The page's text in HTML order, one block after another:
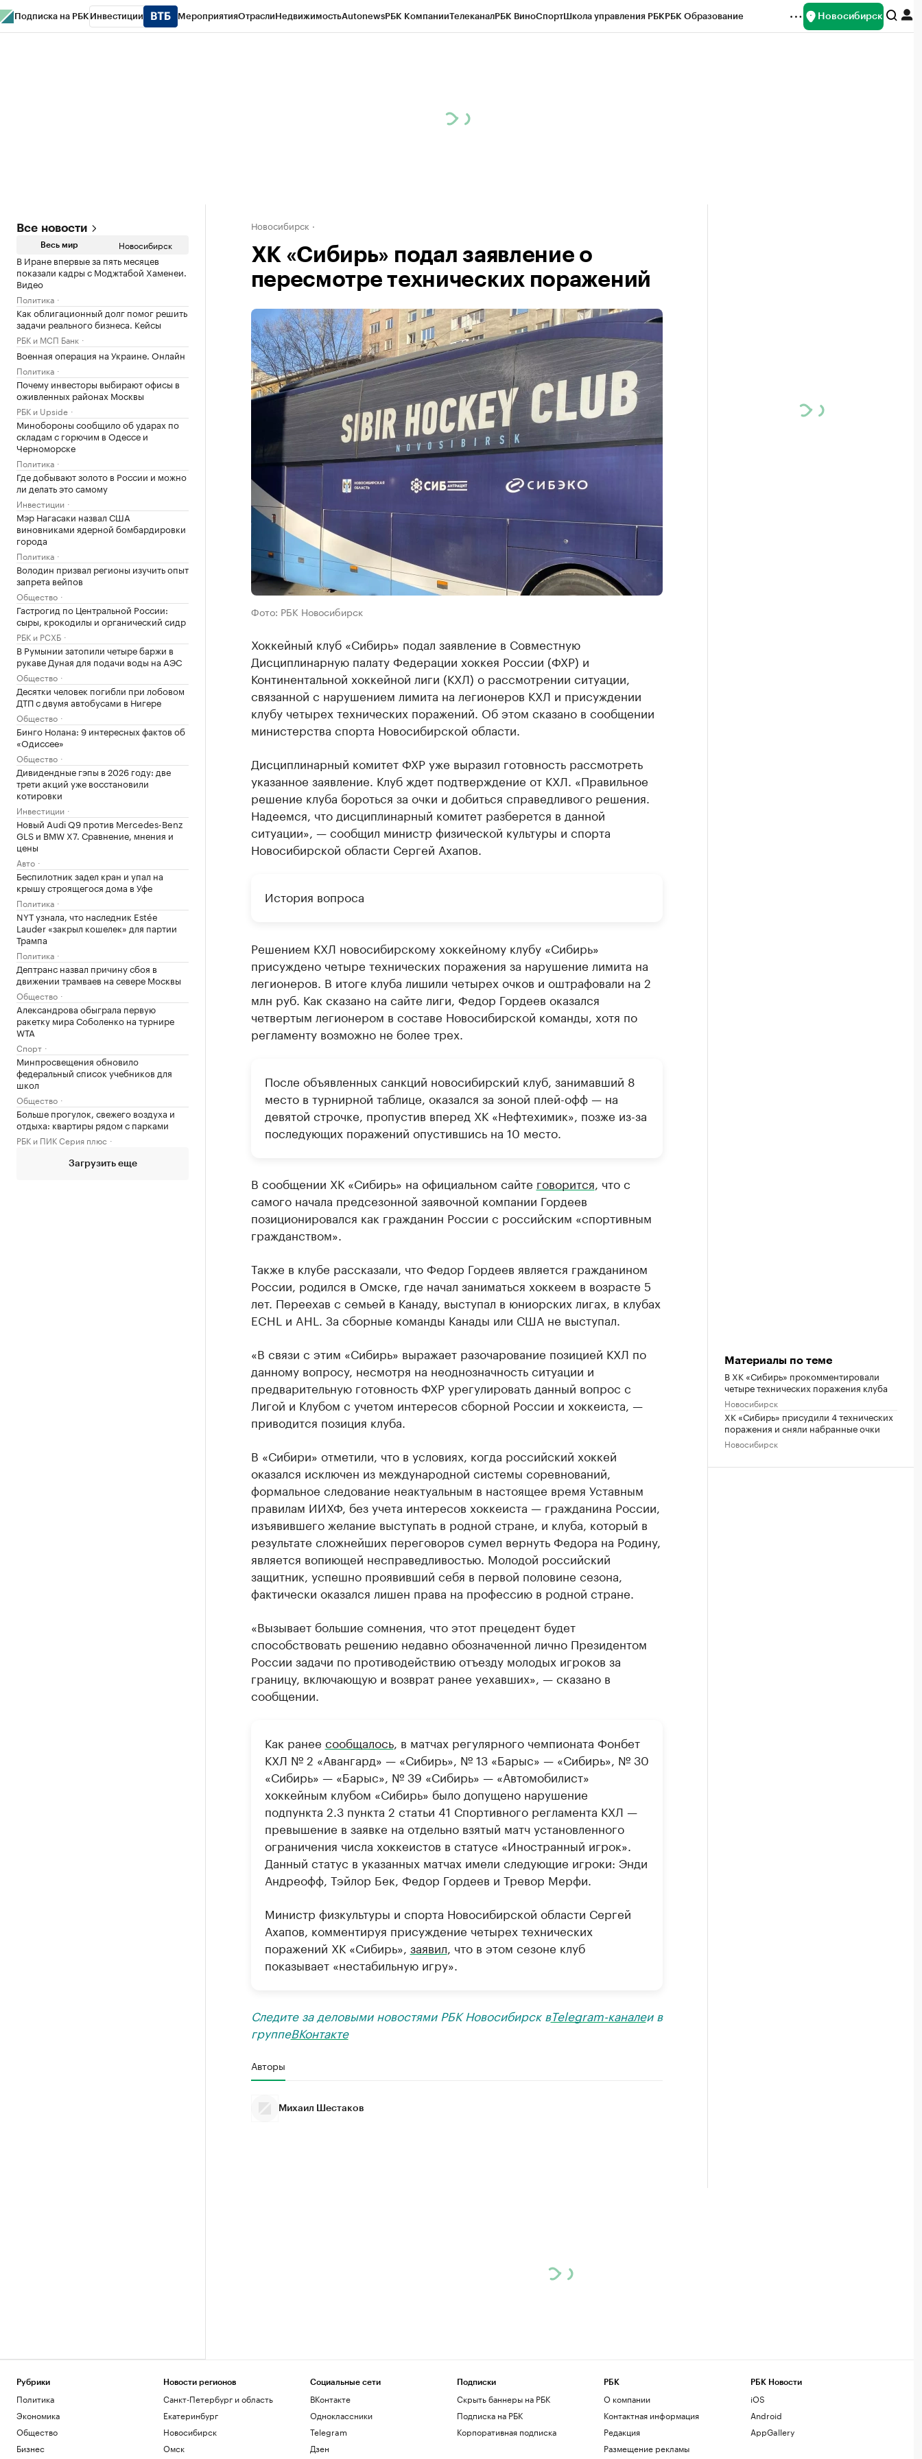
Подписка на РБК Инвестиции МероприятияОтраслиНедвижимостьAutonewsРБК КомпанииТелеканалРБК ВиноСпортШкола управления РБКРБК Образование Новосибирск
Все новости
Весь мир Новосибирск
В Иране впервые за пять месяцев
показали кадры с Моджтабой Хаменеи.
Видео
Политика
Как облигационный долг помог решить
задачи реального бизнеса. Кейсы
РБК и МСП Банк
Военная операция на Украине. Онлайн
Политика
Почему инвесторы выбирают офисы в
оживленных районах Москвы
РБК и Upside
Минобороны сообщило об ударах по
складам с горючим в Одессе и
Черноморске
Политика
Где добывают золото в России и можно
ли делать это самому
Инвестиции
Мэр Нагасаки назвал США
виновниками ядерной бомбардировки
города
Политика
Володин призвал регионы изучить опыт
запрета вейпов
Общество
Гастрогид по Центральной России:
сыры, крокодилы и органический сидр
РБК и РСХБ
В Румынии затопили четыре баржи в
рукаве Дуная для подачи воды на АЭС
Общество
Десятки человек погибли при лобовом
ДТП с двумя автобусами в Нигере
Общество
Бинго Нолана: 9 интересных фактов об
«Одиссее»
Общество
Дивидендные гэпы в 2026 году: две
трети акций уже восстановили
котировки
Инвестиции
Новый Audi Q9 против Mercedes-Benz
GLS и BMW X7. Сравнение, мнения и
цены
Авто
Беспилотник задел кран и упал на
крышу строящегося дома в Уфе
Политика
NYT узнала, что наследник Estée
Lauder «закрыл кошелек» для партии
Трампа
Политика
Дептранс назвал причину сбоя в
движении трамваев на севере Москвы
Общество
Александрова обыграла первую
ракетку мира Соболенко на турнире
WTA
Спорт
Минпросвещения обновило
федеральный список учебников для
школ
Общество
Больше прогулок, свежего воздуха и
отдыха: квартиры рядом с парками
РБК и ПИК Серия плюс
Загрузить еще
Новосибирск
ХК «Сибирь» подал заявление о
пересмотре технических поражений
Фото: РБК Новосибирск
Хоккейный клуб «Сибирь» подал заявление в Совместную
Дисциплинарную палату Федерации хоккея России (ФХР) и
Континентальной хоккейной лиги (КХЛ) о рассмотрении ситуации,
связанной с нарушением лимита на легионеров КХЛ и присуждении
клубу четырех технических поражений. Об этом сказано в сообщении
министерства спорта Новосибирской области.
Дисциплинарный комитет ФХР уже выразил готовность рассмотреть
указанное заявление. Клуб ждет подтверждение от КХЛ. «Правильное
решение клуба бороться за очки и добиться справедливого решения.
Надеемся, что дисциплинарный комитет разберется в данной
ситуации», — сообщил министр физической культуры и спорта
Новосибирской области Сергей Ахапов.
История вопроса
Решением КХЛ новосибирскому хоккейному клубу «Сибирь»
присуждено четыре технических поражения за нарушение лимита на
легионеров. В итоге клуба лишили четырех очков и оштрафовали на 2
млн руб. Как сказано на сайте лиги, Федор Гордеев оказался
четвертым легионером в составе Новосибирской команды, хотя по
регламенту возможно не более трех.
После объявленных санкций новосибирский клуб, занимавший 8
место в турнирной таблице, оказался за зоной плей-офф — на
девятой строчке, пропустив вперед ХК «Нефтехимик», позже из-за
последующих поражений опустившись на 10 место.
В сообщении ХК «Сибирь» на официальном сайте говорится , что с
самого начала предсезонной заявочной компании Гордеев
позиционировался как гражданин России с российским «спортивным
гражданством».
Также в клубе рассказали, что Федор Гордеев является гражданином
России, родился в Омске, где начал заниматься хоккеем в возрасте 5
лет. Переехав с семьей в Канаду, выступал в юниорских лигах, в клубах
ECHL и AHL. За сборные команды Канады или США не выступал.
«В связи с этим «Сибирь» выражает разочарование позицией КХЛ по
данному вопросу, несмотря на неоднозначность ситуации и
предварительную готовность ФХР урегулировать данный вопрос с
Лигой и Клубом с учетом интересов сборной России и хоккеиста, —
приводится позиция клуба.
В «Сибири» отметили, что в условиях, когда российский хоккей
оказался исключен из международной системы соревнований,
формальное следование неактуальным в настоящее время Уставным
правилам ИИХФ, без учета интересов хоккеиста — гражданина России,
изъявившего желание выступать в родной стране, и клуба, который в
результате сложнейших переговоров сумел вернуть Федора на Родину,
является вопиющей несправедливостью. Молодой российский
защитник, успешно проявивший себя в первой половине сезона,
фактически оказался лишен права на профессию в родной стране.
«Вызывает большие сомнения, что этот прецедент будет
способствовать решению недавно обозначенной лично Президентом
России задачи по противодействию отъезду молодых игроков за
границу, включающую и возврат ранее уехавших», — сказано в
сообщении.
Как ранее сообщалось, в матчах регулярного чемпионата Фонбет
КХЛ № 2 «Авангард» — «Сибирь», № 13 «Барыс» — «Сибирь», № 30
«Сибирь» — «Барыс», № 39 «Сибирь» — «Автомобилист»
хоккейным клубом «Сибирь» было допущено нарушение
подпункта 2.3 пункта 2 статьи 41 Спортивного регламента КХЛ —
превышение в заявке на отдельно взятый матч установленного
ограничения числа хоккеистов в статусе «Иностранный игрок».
Данный статус в указанных матчах имели следующие игроки: Энди
Андреофф, Тэйлор Бек, Федор Гордеев и Тревор Мерфи.
Министр физкультуры и спорта Новосибирской области Сергей
Ахапов, комментируя присуждение четырех технических
поражений ХК «Сибирь», заявил , что в этом сезоне клуб
показывает «нестабильную игру».
Следите за деловыми новостями РБК Новосибирск вTelegram-каналеи в
группеВКонтакте
Авторы
Михаил Шестаков
Материалы по теме
В ХК «Сибирь» прокомментировали
четыре технических поражения клуба
Новосибирск
ХК «Сибирь» присудили 4 технических
поражения и сняли набранные очки
Новосибирск
Рубрики
Политика
Экономика
Общество
Бизнес
Новости регионов
Санкт-Петербург и область
Екатеринбург
Новосибирск
Омск
Социальные сети
ВКонтакте
Одноклассники
Telegram
Дзен
Подписки
Скрыть баннеры на РБК
Подписка на РБК
Корпоративная подписка
РБК
О компании
Контактная информация
Редакция
Размещение рекламы
РБК Новости
iOS
Android
AppGallery